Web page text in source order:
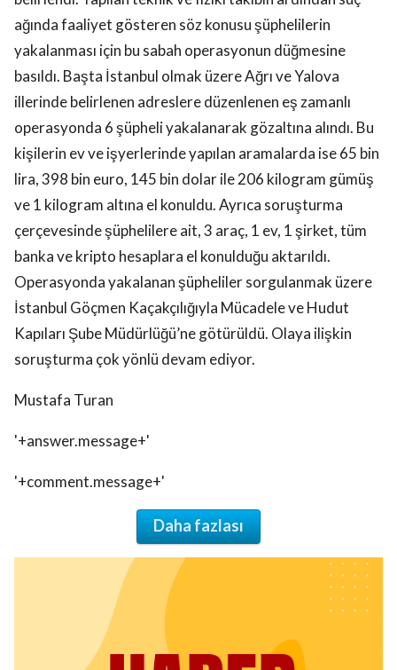
ağında faaliyet gösteren söz konusu şüphelilerin
yakalanması için bu sabah operasyonun düğmesine
basıldı. Başta İstanbul olmak üzere Ağrı ve Yalova
illerinde belirlenen adreslere düzenlenen eş zamanlı
operasyonda 6 şüpheli yakalanarak gözaltına alındı. Bu
kişilerin ev ve işyerlerinde yapılan aramalarda ise 65 bin
lira, 398 bin euro, 145 bin dolar ile 206 kilogram gümüş
ve 1 kilogram altına el konuldu. Ayrıca soruşturma
çerçevesinde şüphelilere ait, 3 araç, 1 ev, 1 şirket, tüm
banka ve kripto hesaplara el konulduğu aktarıldı.
Operasyonda yakalanan şüpheliler sorgulanmak üzere
İstanbul Göçmen Kaçakçılığıyla Mücadele ve Hudut
Kapıları Şube Müdürlüğü’ne götürüldü. Olaya ilişkin
soruşturma çok yönlü devam ediyor.
Mustafa Turan
'+answer.message+'
'+comment.message+'
Daha fazlası